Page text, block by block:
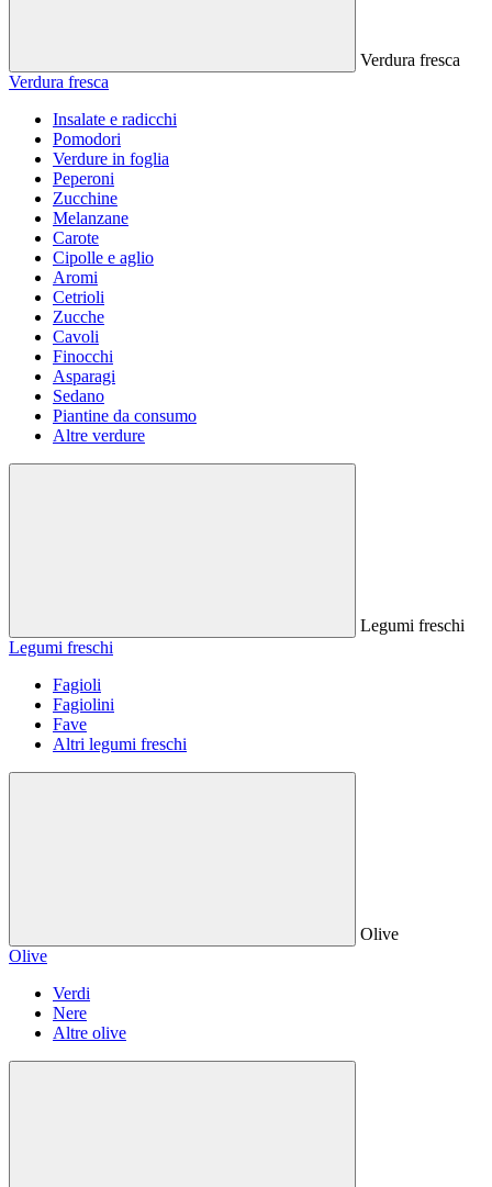
Verdura fresca
Verdura fresca
Insalate e radicchi
Pomodori
Verdure in foglia
Peperoni
Zucchine
Melanzane
Carote
Cipolle e aglio
Aromi
Cetrioli
Zucche
Cavoli
Finocchi
Asparagi
Sedano
Piantine da consumo
Altre verdure
Legumi freschi
Legumi freschi
Fagioli
Fagiolini
Fave
Altri legumi freschi
Olive
Olive
Verdi
Nere
Altre olive